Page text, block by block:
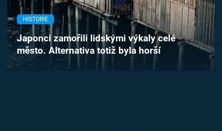
Časopis
Sledujte prima+
HISTORIE
Japonci zamořili lidskými výkaly celé
město. Alternativa totiž byla horší